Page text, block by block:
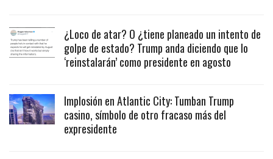
¿Loco de atar? O ¿tiene planeado un intento de
golpe de estado? Trump anda diciendo que lo
‘reinstalarán’ como presidente en agosto
Implosión en Atlantic City: Tumban Trump
casino, símbolo de otro fracaso más del
expresidente